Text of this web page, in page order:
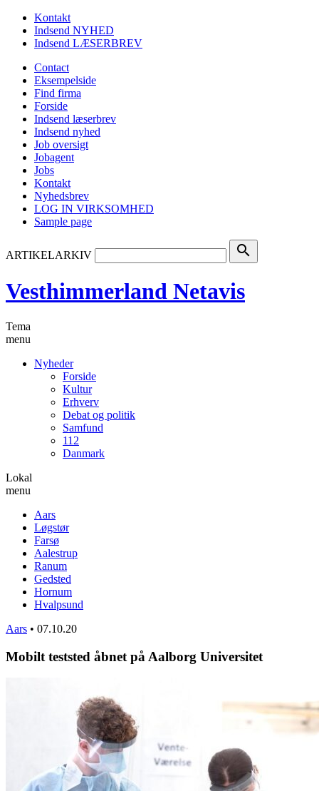
Kontakt
Indsend NYHED
Indsend LÆSERBREV
Contact
Eksempelside
Find firma
Forside
Indsend læserbrev
Indsend nyhed
Job oversigt
Jobagent
Jobs
Kontakt
Nyhedsbrev
LOG IN VIRKSOMHED
Sample page
ARTIKELARKIV search
Vesthimmerland Netavis
Tema
menu
Nyheder
Forside
Kultur
Erhverv
Debat og politik
Samfund
112
Danmark
Lokal
menu
Aars
Løgstør
Farsø
Aalestrup
Ranum
Gedsted
Hornum
Hvalpsund
Aars • 07.10.20
Mobilt teststed åbnet på Aalborg Universitet